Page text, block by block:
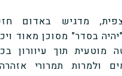
מדגיש באדום
בסדר" מסוכן מאוד
מוטעית תוך עיוורון
ולמרות תמרורי